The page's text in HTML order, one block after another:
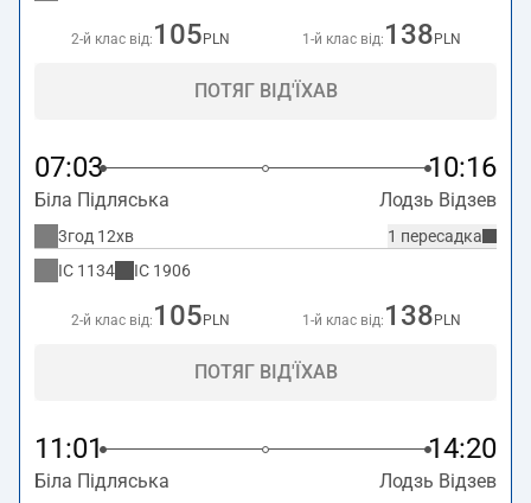
2-й клас від: 105 PLN 1-й клас від: 138 PLN
ПОТЯГ ВІД'ЇХАВ
07:03 10:16
Біла Підляська Лодзь Відзев
1 пересадка
3год 12хв
IC 1134 IC 1906
2-й клас від: 105 PLN 1-й клас від: 138 PLN
ПОТЯГ ВІД'ЇХАВ
11:01 14:20
Біла Підляська Лодзь Відзев